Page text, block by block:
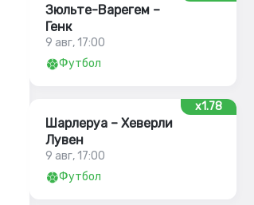
Зюльте-Варегем –
Генк
9 авг, 17:00
Футбол
x1.78
Шарлеруа – Хеверли
Лувен
9 авг, 17:00
Футбол